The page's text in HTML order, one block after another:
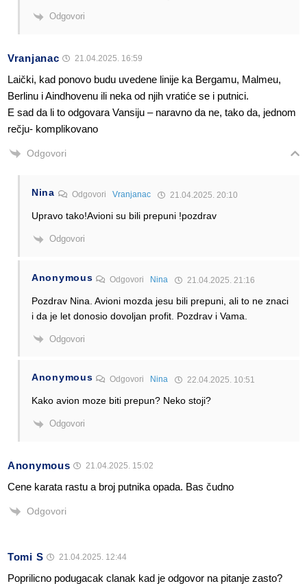
Odgovori
Vranjanac 21.04.2025. 16:59
Laički, kad ponovo budu uvedene linije ka Bergamu, Malmeu,
Berlinu i Aindhovenu ili neka od njih vratiće se i putnici.
E sad da li to odgovara Vansiju – naravno da ne, tako da, jednom
rečju- komplikovano
Odgovori
Nina Odgovori Vranjanac 21.04.2025. 20:10
Upravo tako!Avioni su bili prepuni !pozdrav
Odgovori
Anonymous Odgovori Nina 21.04.2025. 21:16
Pozdrav Nina. Avioni mozda jesu bili prepuni, ali to ne znaci
i da je let donosio dovoljan profit. Pozdrav i Vama.
Odgovori
Anonymous Odgovori Nina 22.04.2025. 10:51
Kako avion moze biti prepun? Neko stoji?
Odgovori
Anonymous 21.04.2025. 15:02
Cene karata rastu a broj putnika opada. Bas čudno
Odgovori
Tomi S 21.04.2025. 12:44
Poprilicno podugacak clanak kad je odgovor na pitanje zasto?